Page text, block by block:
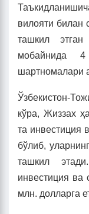
вилояти билан
ташкил
мобайнида
шартномалари
Ўзбекистон-
кўра, Жиззах
та инвестиция
бўлиб,
ташкил
инвестиция ва
млн. долларга